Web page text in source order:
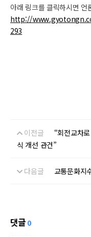
아래 링크를 클릭하시면 언
http://
293
이전글
“회전교차
식 개선 관건”
다음글
교통문화지
댓글 0